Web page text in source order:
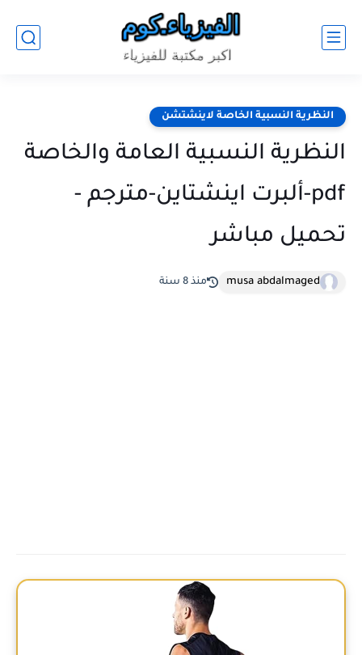
النظرية النسبية الخاصة لاينشتشن
النظرية النسبية العامة والخاصة
pdf-ألبرت اينشتاين-مترجم -
تحميل مباشر
musa abdalmaged منذ 8 سنة